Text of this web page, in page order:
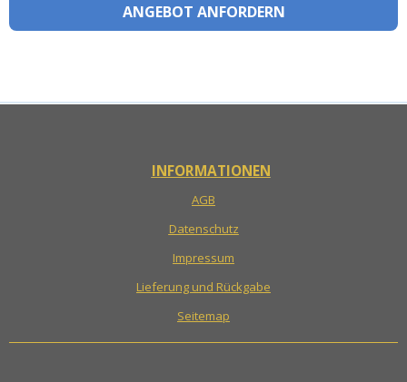
ANGEBOT ANFORDERN
INFORMATIONEN
AGB
Datenschutz
Impressum
Lieferung und Rückgabe
Seitemap